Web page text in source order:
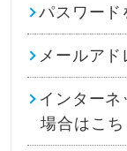
パスワード
メールアド
インター
場合はこち